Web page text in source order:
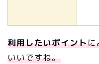
利用したいポイントに
いいですね。